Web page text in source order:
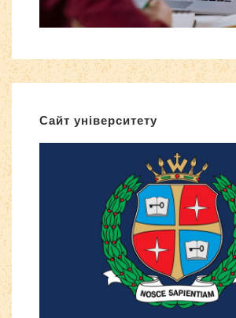
Сайт університету